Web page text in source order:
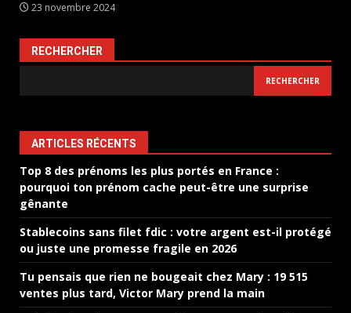
23 novembre 2024
RECHERCHER
RECHERCHER
ARTICLES RÉCENTS
Top 8 des prénoms les plus portés en France :
pourquoi ton prénom cache peut-être une surprise
gênante
Stablecoins sans filet fdic : votre argent est-il protégé
ou juste une promesse fragile en 2026
Tu pensais que rien ne bougeait chez Mary : 19 515
ventes plus tard, Victor Mary prend la main